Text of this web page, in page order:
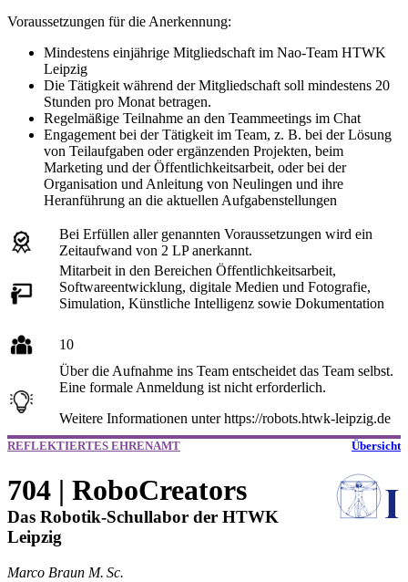
Voraussetzungen für die Anerkennung:
Mindestens einjährige Mitgliedschaft im Nao-Team HTWK
Leipzig
Die Tätigkeit während der Mitgliedschaft soll mindestens 20
Stunden pro Monat betragen.
Regelmäßige Teilnahme an den Teammeetings im Chat
Engagement bei der Tätigkeit im Team, z. B. bei der Lösung
von Teilaufgaben oder ergänzenden Projekten, beim
Marketing und der Öffentlichkeitsarbeit, oder bei der
Organisation und Anleitung von Neulingen und ihre
Heranführung an die aktuellen Aufgabenstellungen
Bei Erfüllen aller genannten Voraussetzungen wird ein
Zeitaufwand von 2 LP anerkannt.
Mitarbeit in den Bereichen Öffentlichkeitsarbeit,
Softwareentwicklung, digitale Medien und Fotografie,
Simulation, Künstliche Intelligenz sowie Dokumentation
10
Über die Aufnahme ins Team entscheidet das Team selbst.
Eine formale Anmeldung ist nicht erforderlich.
Weitere Informationen unter https://robots.htwk-leipzig.de
REFLEKTIERTES EHRENAMT Übersicht
704 | RoboCreators
Das Robotik-Schullabor der HTWK
Leipzig
Marco Braun M. Sc.